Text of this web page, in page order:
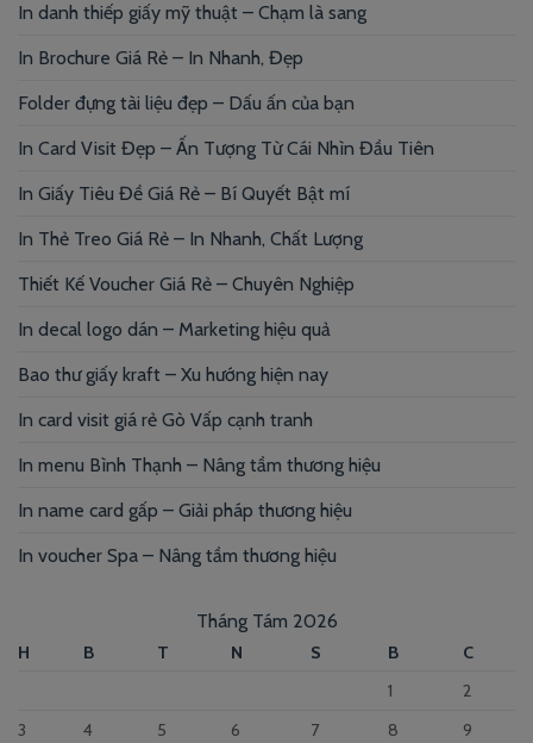
In danh thiếp giấy mỹ thuật – Chạm là sang
In Brochure Giá Rẻ – In Nhanh, Đẹp
Folder đựng tài liệu đẹp – Dấu ấn của bạn
In Card Visit Đẹp – Ấn Tượng Từ Cái Nhìn Đầu Tiên
In Giấy Tiêu Đề Giá Rẻ – Bí Quyết Bật mí
In Thẻ Treo Giá Rẻ – In Nhanh, Chất Lượng
Thiết Kế Voucher Giá Rẻ – Chuyên Nghiệp
In decal logo dán – Marketing hiệu quả
Bao thư giấy kraft – Xu hướng hiện nay
In card visit giá rẻ Gò Vấp cạnh tranh
In menu Bình Thạnh – Nâng tầm thương hiệu
In name card gấp – Giải pháp thương hiệu
In voucher Spa – Nâng tầm thương hiệu
Tháng Tám 2026
H B T N S B
C
1
2
3
4 5 6 7 8
9